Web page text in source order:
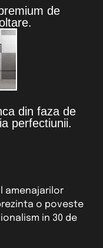
de
din faza de
perfectiunii.
amenajarilor
o poveste
in 30 de